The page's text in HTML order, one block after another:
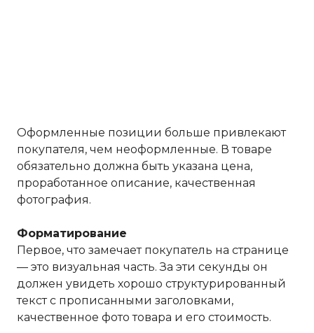
Оформленные позиции больше привлекают
покупателя, чем неоформленные. В товаре
обязательно должна быть указана цена,
проработанное описание, качественная
фотография.
Форматирование
Первое, что замечает покупатель на странице
— это визуальная часть. За эти секунды он
должен увидеть хорошо структурированный
текст с прописанными заголовками,
качественное фото товара и его стоимость.